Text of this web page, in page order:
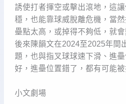
誘使打者揮空或擊出滾地，這
穩，也能靠球威脫離危機，當
壘點太高，或掉得不夠低，就
後來陳韻文在2024至2025年間
題，也與指叉球球速下滑、進
好，進壘位置錯了，都有可能被
小文劇場